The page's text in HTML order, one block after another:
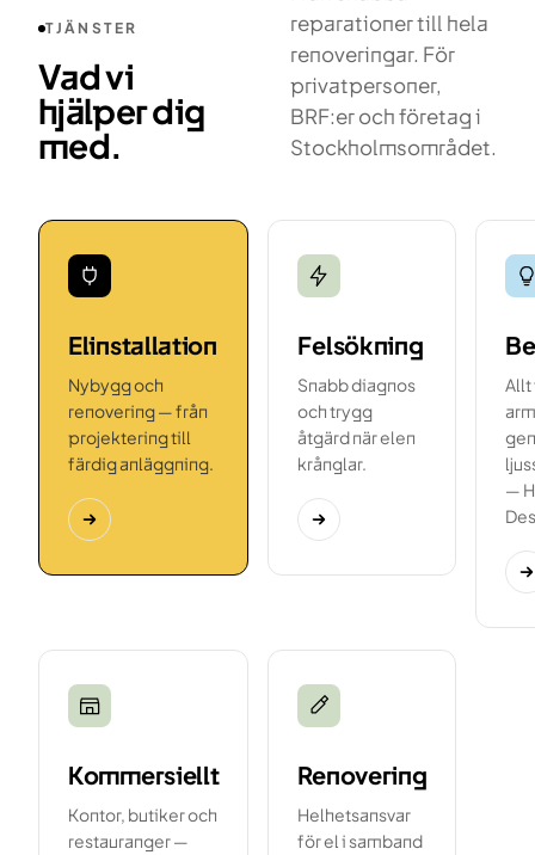
TJÄNSTER
Vad vi
hjälper dig
med.
reparationer till hela
renoveringar. För
privatpersoner,
BRF:er och företag i
Stockholmsområdet.
Elinstallation
Nybygg och
renovering — från
projektering till
färdig anläggning.
Felsökning
Snabb diagnos
och trygg
åtgärd när elen
krånglar.
Allt
—
Kommersiellt
Kontor, butiker och
restauranger —
Renovering
Helhetsansvar
för el i samband